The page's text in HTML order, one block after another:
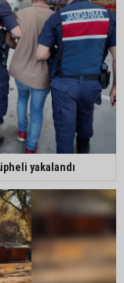
yakalandı